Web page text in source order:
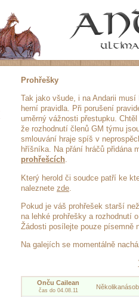
Prohřešky
Tak jako všude, i na Andarii musí
herní pravidla. Při porušení
uměrný vážnosti přestupku.
že rozhodnutí členů GM týmu
smlouvání hraje spíš v
hříšníka. Na přání hráčů přidána
prohřešcích.
Který herold či soudce patří ke
naleznete zde
Pokud je váš prohřešek starší
na lehké prohřešky a rozhodnutí
Žádosti posílejte pouze písemně
Na galejích se momentálně
Onču Cailean
čas do 04.08.11